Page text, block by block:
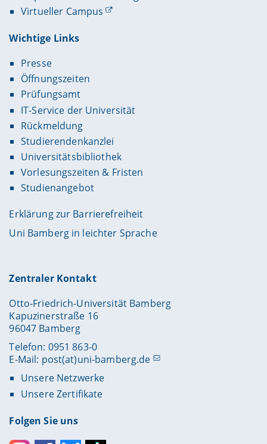
Virtueller Campus
Wichtige Links
Presse
Öffnungszeiten
Prüfungsamt
IT-Service der Universität
Rückmeldung
Studierendenkanzlei
Universitätsbibliothek
Vorlesungszeiten & Fristen
Studienangebot
Erklärung zur Barrierefreiheit
Uni Bamberg in leichter Sprache
Zentraler Kontakt
Otto-Friedrich-Universität Bamberg
Kapuzinerstraße 16
96047 Bamberg
Telefon: 0951 863-0
E-Mail: post(at)uni-bamberg.de
Unsere Netzwerke
Unsere Zertifikate
Folgen Sie uns